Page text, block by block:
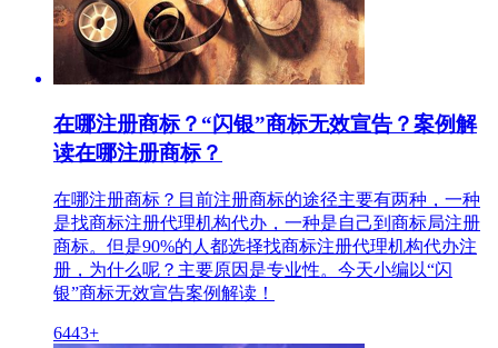
在哪注册商标？“闪银”商标无效宣告？案例解
读在哪注册商标？
在哪注册商标？目前注册商标的途径主要有两种，一种
是找商标注册代理机构代办，一种是自己到商标局注册
商标。但是90%的人都选择找商标注册代理机构代办注
册，为什么呢？主要原因是专业性。今天小编以“闪
银”商标无效宣告案例解读！
6443+